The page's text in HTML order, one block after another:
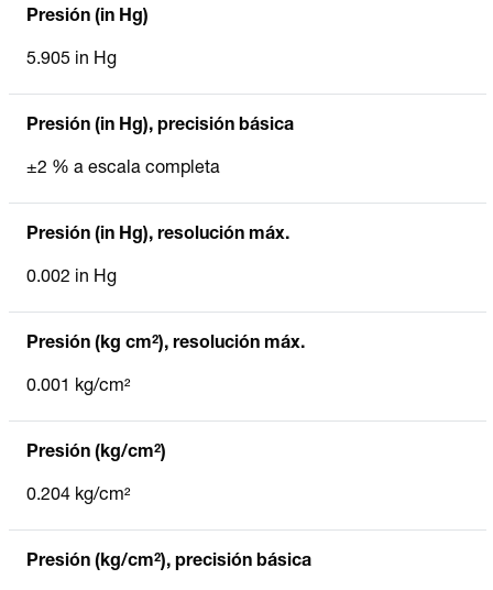
Presión (in Hg)
5.905 in Hg
Presión (in Hg), precisión básica
±2 % a escala completa
Presión (in Hg), resolución máx.
0.002 in Hg
Presión (kg cm²), resolución máx.
0.001 kg/cm²
Presión (kg/cm²)
0.204 kg/cm²
Presión (kg/cm²), precisión básica